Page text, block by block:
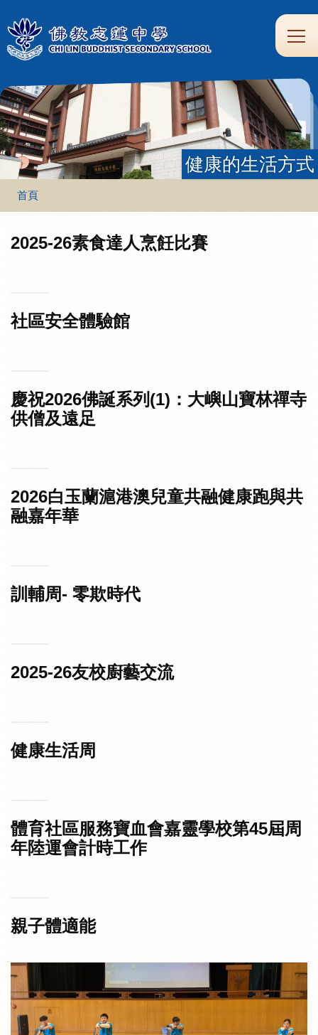
Main
生
涯
劃
家
校
作
校
友
圖
書
園
道
健康的生活方式
導
航
連
首頁
2025-26素食達人烹飪比賽
社區安全體驗館
慶祝2026佛誕系列(1)：大嶼山寶林禪寺
供僧及遠足
2026白玉蘭滬港澳兒童共融健康跑與共
融嘉年華
訓輔周- 零欺時代
2025-26友校廚藝交流
健康生活周
體育社區服務寶血會嘉靈學校第45屆周
年陸運會計時工作
親子體適能